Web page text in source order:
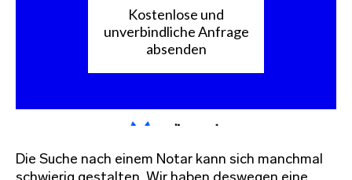
Die Suche nach einem Notar kann sich manchmal